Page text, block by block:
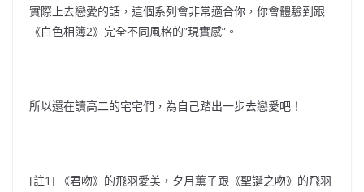
實際上去戀愛的話，這個系列會非常適合你，你會體驗到跟
《白色相簿2》完全不同風格的”現實感”。
所以還在讀高二的宅宅們，為自己踏出一步去戀愛吧！
[註1] 《君吻》的飛羽愛美，夕月薫子跟《聖誕之吻》的飛羽